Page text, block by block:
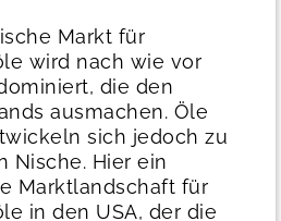
Markt für
wird nach wie vor
die den
ausmachen. Öle
sich jedoch zu
Nische. Hier ein
Marktlandschaft für
in den USA, der die